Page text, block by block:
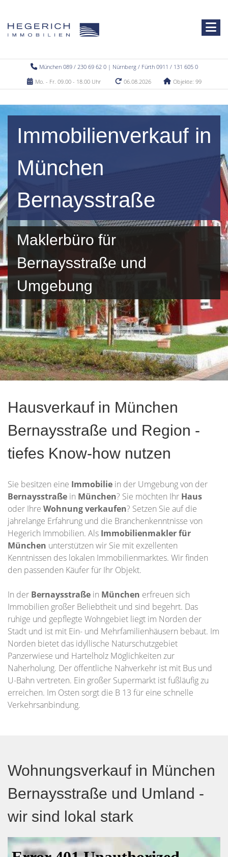
München 089 / 230 69 62 0 | Nürnberg / Fürth 0911 / 131 605 0
Mo. - Fr. 09.00 - 18.00 Uhr
06.08.2026 Objekte: 99
Immobilienverkauf in
München
Bernaysstraße
Maklerbüro für
Bernaysstraße und
Umgebung
Hausverkauf in München
Bernaysstraße und Region -
tiefes Know-how nutzen
Sie besitzen eine Immobilie in der Umgebung von der
Bernaysstraße in München? Sie möchten Ihr Haus
oder Ihre Wohnungverkaufen? Setzen Sie auf die
jahrelange Erfahrung und die Branchenkenntnisse von
Hegerich Immobilien. Als Immobilienmakler für
München unterstützen wir Sie mit exzellenten
Kenntnissen des lokalen Immobilienmarktes. Wir finden
den passenden Käufer für Ihr Objekt.
In der Bernaysstraße in München erfreuen sich
Immobilien großer Beliebtheit und sind begehrt. Das
ruhige und gepflegte Wohngebiet liegt im Norden der
Stadt und ist mit Ein- und Mehrfamilienhäusern bebaut. Im
Norden bietet das idyllische Naturschutzgebiet
Panzerwiese und Hartelholz Möglichkeiten zur
Naherholung. Der öffentliche Nahverkehr ist mit Bus und
U-Bahn vertreten. Ein großer Supermarkt ist fußläufig zu
erreichen. Im Osten sorgt die B 13 für eine schnelle
Verkehrsanbindung.
Wohnungsverkauf in München
Bernaysstraße und Umland -
wir sind lokal stark